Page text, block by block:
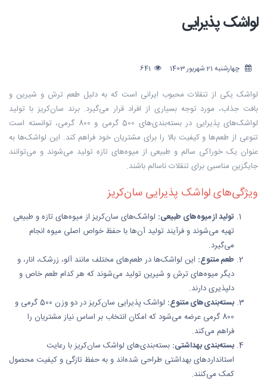
لواشک پذیرایی
چهارشنبه 21 شهریور 1403
لواشک یکی از تنقلات محبوب ایرانی است که به دلیل طعم ترش و شیرین و
بافت جذاب، مورد توجه بسیاری از افراد قرار می‌گیرد. برند سان‌کریز با تولید
لواشک‌های پذیرایی در بسته‌بندی‌های 500 گرمی و 800 گرمی، توانسته است
تنوعی از طعم‌ها و کیفیت بالا را برای مشتریان خود فراهم کند. این لواشک‌ها به
عنوان یک خوراکی سالم و طبیعی از میوه‌های تازه تولید می‌شوند و می‌توانند
جایگزین مناسبی برای تنقلات ناسالم باشند.
ویژگی‌های لواشک پذیرایی سان‌کریز
تولید از میوه‌های طبیعی: لواشک‌های سان‌کریز از میوه‌های تازه و طبیعی
تهیه می‌شوند و فرآیند تولید آن‌ها با حفظ خواص اصلی میوه انجام
می‌گیرد.
طعم متنوع: این لواشک‌ها در طعم‌های مختلف مانند آلو، زرشک، انار، و
دیگر میوه‌های ترش و شیرین تولید می‌شوند که هر کدام طعم خاص و
دلپذیری دارند.
بسته‌بندی‌های متنوع:
لواشک پذیرایی سان‌کریز در دو وزن 500 گرمی و
800 گرمی عرضه می‌شود که امکان انتخاب بر اساس نیاز مشتریان را
فراهم می‌کند.
بسته‌بندی بهداشتی: بسته‌بندی‌های لواشک سان‌کریز با رعایت
استانداردهای بهداشتی طراحی شده‌اند و به حفظ تازگی و کیفیت محصول
کمک می‌کنند.